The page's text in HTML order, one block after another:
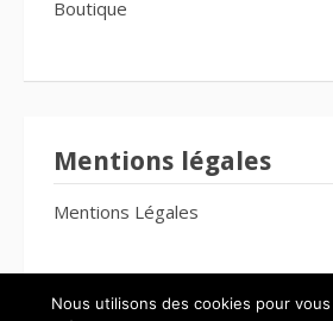
Boutique
Mentions légales
Mentions Légales
Nous utilisons des cookies pour